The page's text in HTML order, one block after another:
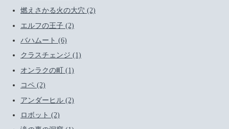
燃えさかる火の大穴 (2)
エルフの王子 (2)
バハムート (6)
クラスチェンジ (1)
オンラクの町 (1)
コペ (2)
アンダーヒル (2)
ロボット (2)